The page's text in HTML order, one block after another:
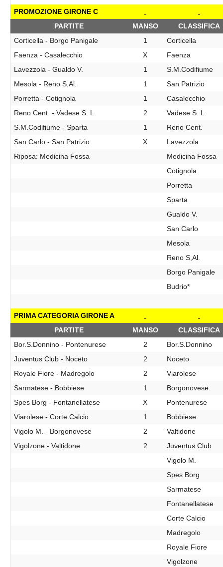
PROMOZIONE GIRONE C
PARTITE
MANSO
CLASSIFICA
Corticella - Borgo Panigale
1
Corticella
Faenza - Casalecchio
X
Faenza
Lavezzola - Gualdo V.
1
S.M.Codifiume
Mesola - Reno S,Al.
1
San Patrizio
Porretta - Cotignola
1
Casalecchio
Reno Cent. - Vadese S. L.
2
Vadese S. L.
S.M.Codifiume - Sparta
1
Reno Cent.
San Carlo - San Patrizio
X
Lavezzola
Riposa: Medicina Fossa
Medicina Fossa
Cotignola
Porretta
Sparta
Gualdo V.
San Carlo
Mesola
Reno S,Al.
Borgo Panigale
Budrio*
PRIMA CATEGORIA GIRONE A
PARTITE
MANSO
CLASSIFICA
Bor.S.Donnino - Pontenurese
2
Bor.S.Donnino
Juventus Club - Noceto
2
Noceto
Royale Fiore - Madregolo
2
Viarolese
Sarmatese - Bobbiese
1
Borgonovese
Spes Borg - Fontanellatese
X
Pontenurese
Viarolese - Corte Calcio
1
Bobbiese
Vigolo M. - Borgonovese
2
Valtidone
Vigolzone - Valtidone
2
Juventus Club
Vigolo M.
Spes Borg
Sarmatese
Fontanellatese
Corte Calcio
Madregolo
Royale Fiore
Vigolzone